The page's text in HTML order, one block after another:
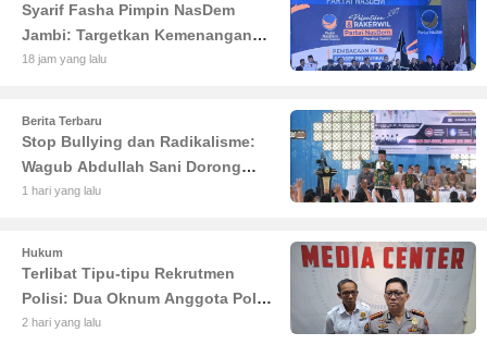
Syarif Fasha Pimpin NasDem
Jambi: Targetkan Kemenangan
Besar di Pemilu 2029
18 jam yang lalu
Berita Terbaru
Stop Bullying dan Radikalisme:
Wagub Abdullah Sani Dorong
Siswa Jadi Garda Terdepan
1 hari yang lalu
Hukum
Terlibat Tipu-tipu Rekrutmen
Polisi: Dua Oknum Anggota Polda
Jambi Diciduk Propam
2 hari yang lalu